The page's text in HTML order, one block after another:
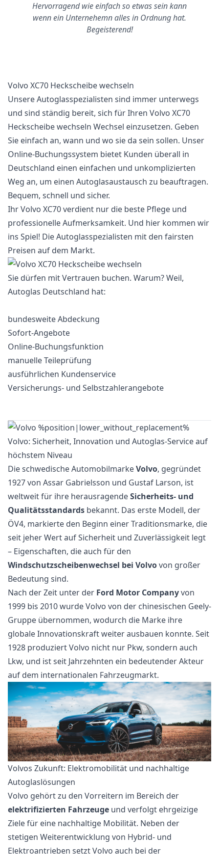
Hervorragend wie einfach so etwas sein kann
wenn ein Unternehemn alles in Ordnung hat.
Begeisterend!
Volvo XC70 Heckscheibe wechseln
Unsere Autoglasspezialisten sind immer unterwegs
und sind ständig bereit, sich für Ihren Volvo XC70
Heckscheibe wechseln Wechsel einzusetzen. Geben
Sie einfach an, wann und wo sie da sein sollen. Unser
Online-Buchungssystem bietet Kunden überall in
Deutschland einen einfachen und unkomplizierten
Weg an, um einen Autoglasaustausch zu beauftragen.
Bequem, schnell und sicher.
Ihr Volvo XC70 verdient nur die beste Pflege und
professionelle Aufmerksamkeit. Und hier kommen wir
ins Spiel! Die Autoglasspezialisten mit den fairsten
Preisen auf dem Markt.
Sie dürfen mit Vertrauen buchen. Warum? Weil,
Autoglas Deutschland hat:
bundesweite Abdeckung
Sofort-Angebote
Online-Buchungsfunktion
manuelle Teileprüfung
ausführlichen Kundenservice
Versicherungs- und Selbstzahlerangebote
Volvo: Sicherheit, Innovation und Autoglas-Service auf
höchstem Niveau
Die schwedische AutomobilmarkeVolvo, gegründet
1927 von Assar Gabrielsson und Gustaf Larson, ist
weltweit für ihre herausragendeSicherheits- und
Qualitätsstandards bekannt. Das erste Modell, der
ÖV4, markierte den Beginn einer Traditionsmarke, die
seit jeher Wert auf Sicherheit und Zuverlässigkeit legt
– Eigenschaften, die auch für den
Windschutzscheibenwechsel bei Volvovon großer
Bedeutung sind.
Nach der Zeit unter der Ford Motor Companyvon
1999 bis 2010 wurde Volvo von der chinesischen Geely-
Gruppe übernommen, wodurch die Marke ihre
globale Innovationskraft weiter ausbauen konnte. Seit
1928 produziert Volvo nicht nur Pkw, sondern auch
Lkw, und ist seit Jahrzehnten ein bedeutender Akteur
auf dem internationalen Fahrzeugmarkt.
Volvos Zukunft: Elektromobilität und nachhaltige
Autoglaslösungen
Volvo gehört zu den Vorreitern im Bereich der
elektrifizierten Fahrzeuge und verfolgt ehrgeizige
Ziele für eine nachhaltige Mobilität. Neben der
stetigen Weiterentwicklung von Hybrid- und
Elektroantrieben setzt Volvo auch bei der